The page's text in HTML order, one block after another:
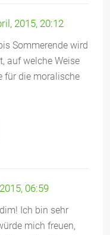
2015, 20:12
Sommerende wird
auf welche Weise
für die moralische
06:59
Ich bin sehr
mich freuen,